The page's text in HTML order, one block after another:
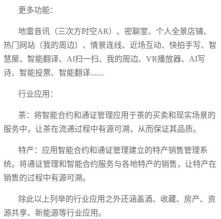
更多功能：
地雷音讯（三次方时空AR）、密聊室、个人全景店铺、
热门网站（我的周边）、情景连线、近场互动、快拍手写、智
慧屋、智能翻译、AI扫一扫、我的周边、VR播放器、AI写
诗、智能投票、智能翻译.......
行业应用：
茶：将智能合约和通证管理应用于茶的买卖和现实场景的
服务中，让茶在流通过程中有源可溯，从而保证其品质。
特产：应用智能合约和通证管理建立的特产销售管理系
统。将通证管理和智能合约服务与各地特产的销售，让特产在
销售的过程中有源可溯。
除此以上列举的行业应用之外还涵盖酒、收藏、房产、资
源共享、新能源等行业应用。